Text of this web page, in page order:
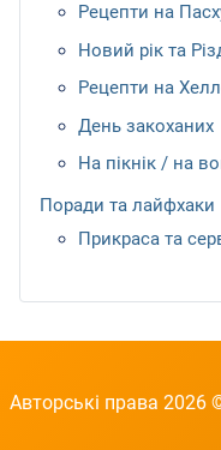
Рецепти на
Новий рік та
Рецепти на
День закоханих
На пікнік / на
Поради та лайфхаки
Прикраса та
Авторські права 2026